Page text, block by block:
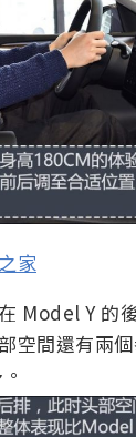
家
Model Y 的
空間還有兩